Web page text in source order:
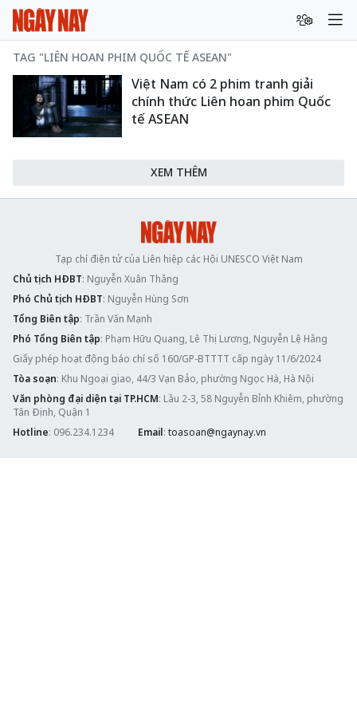
TAG "LIÊN HOAN PHIM QUỐC TẾ ASEAN"
Việt Nam có 2 phim tranh giải
chính thức Liên hoan phim Quốc
tế ASEAN
XEM THÊM
Tạp chí điện tử của Liên hiệp các Hội UNESCO Việt Nam
Chủ tịch HĐBT: Nguyễn Xuân Thắng
Phó Chủ tịch HĐBT: Nguyễn Hùng Sơn
Tổng Biên tập: Trần Văn Mạnh
Phó Tổng Biên tập: Phạm Hữu Quang, Lê Thị Lương, Nguyễn Lệ Hằng
Giấy phép hoạt động báo chí số 160/GP-BTTTT cấp ngày 11/6/2024
Tòa soạn: Khu Ngoại giao, 44/3 Vạn Bảo, phường Ngọc Hà, Hà Nội
Văn phòng đại diện tại TP.HCM: Lầu 2-3, 58 Nguyễn Bỉnh Khiêm, phường
Tân Định, Quận 1
Hotline: 096.234.1234 Email: toasoan@ngaynay.vn